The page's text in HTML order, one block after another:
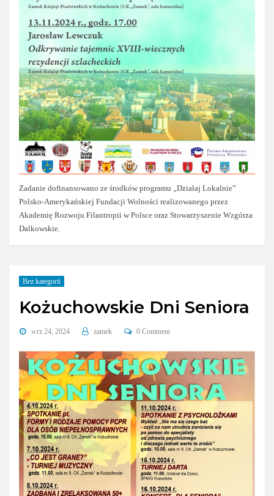
Zadanie dofinansowano ze środków programu „Działaj Lokalnie”
Polsko-Amerykańskiej Fundacji Wolności realizowanego przez
Akademię Rozwoju Filantropii w Polsce oraz Stowarzyszenie Wzgórza
Dalkowskie.
Bez kategorii
Kożuchowskie Dni Seniora
wrz 24, 2024 zamek 0 Comment